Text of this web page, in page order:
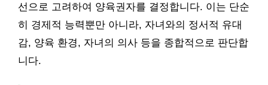
선으로 고려하여 양육권자를 결정합니다. 이는 단순
히 경제적 능력뿐만 아니라, 자녀와의 정서적 유대
감, 양육 환경, 자녀의 의사 등을 종합적으로 판단합
니다.